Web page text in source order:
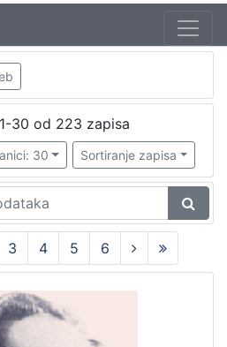
30 od 223 zapisa
30 Sortiranje zapisa
3 4 5 6